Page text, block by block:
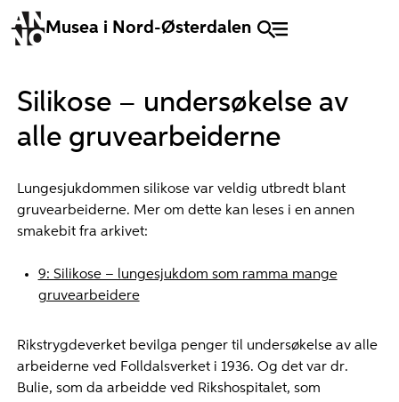
Musea i Nord-Østerdalen
Silikose – undersøkelse av
alle gruvearbeiderne
Lungesjukdommen silikose var veldig utbredt blant
gruvearbeiderne. Mer om dette kan leses i en annen
smakebit fra arkivet:
9: Silikose – lungesjukdom som ramma mange
gruvearbeidere
Rikstrygdeverket bevilga penger til undersøkelse av alle
arbeiderne ved Folldalsverket i 1936. Og det var dr.
Bulie, som da arbeidde ved Rikshospitalet, som